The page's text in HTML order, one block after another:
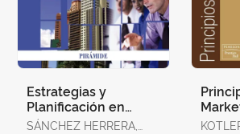
Estrategias y
Planificación en
Marketing
SÁNCHEZ HERRERA,